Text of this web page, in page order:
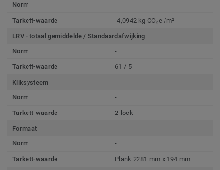
Norm
-
Tarkett-waarde -4,0942 kg CO₂e /m²
LRV - totaal gemiddelde / Standaardafwijking
Norm
-
Tarkett-waarde 61 / 5
Kliksysteem
Norm
-
Tarkett-waarde 2-lock
Formaat
Norm
-
Tarkett-waarde Plank 2281 mm x 194 mm